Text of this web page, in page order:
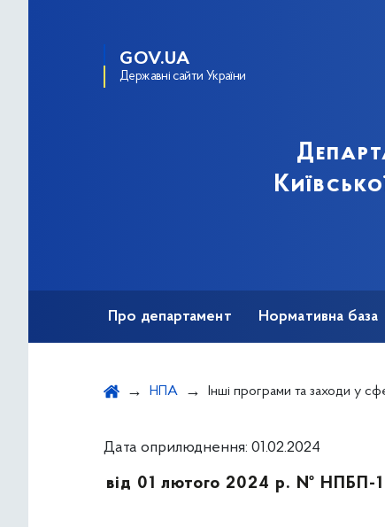
GOV.UA
Державні сайти України
Про департамент Нормативна база
НПА Інші програми та заходи у
Дата оприлюднення: 01.02.2024
від 01 лютого 2024 р. № НПБП-1